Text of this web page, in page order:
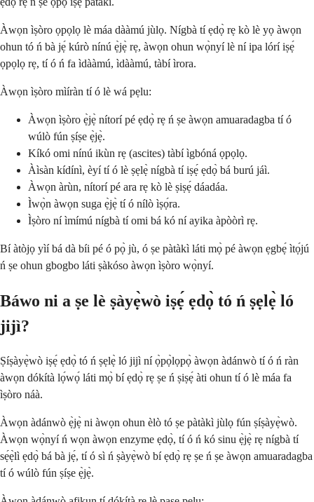
Àwọn ìṣòro ọpọlọ lè máa dààmú jùlọ. Nígbà tí ẹdọ̀ rẹ kò lè yọ àwọn
ohun tó ń bà jẹ́ kúrò nínú ẹ̀jẹ̀ rẹ, àwọn ohun wọ̀nyí lè ní ipa lórí iṣẹ́
ọpọlọ rẹ, tí ó ń fa ìdààmú, ìdààmú, tàbí ìrora.
Àwọn ìṣòro mìíràn tí ó lè wá pẹlu:
Àwọn ìṣòro ẹ̀jẹ̀ nítorí pé ẹdọ̀ rẹ ń ṣe àwọn amuaradagba tí ó
wúlò fún ṣíṣe ẹ̀jẹ̀.
Kíkó omi nínú ikùn rẹ (ascites) tàbí ìgbóná ọpọlọ.
Àìsàn kídínì, èyí tí ó lè ṣẹlẹ̀ nígbà tí iṣẹ́ ẹdọ̀ bá burú jáì.
Àwọn àrùn, nítorí pé ara rẹ kò lè ṣiṣẹ́ dáadáa.
Ìwọ̀n àwọn suga ẹ̀jẹ̀ tí ó nílò ìṣọ́ra.
Ìṣòro ní ìmímú nígbà tí omi bá kó ní ayika àpòòrì rẹ.
Bí àtòjọ yìí bá dà bíi pé ó pọ̀ jù, ó ṣe pàtàkì láti mọ̀ pé àwọn ẹgbẹ́ ìtọ́jú
ń ṣe ohun gbogbo láti ṣàkóso àwọn ìṣòro wọ̀nyí.
Báwo ni a ṣe lè ṣàyẹ̀wò iṣẹ́ ẹdọ̀ tó ń ṣẹlẹ̀ ló
jijì?
Ṣíṣàyẹ̀wò iṣẹ́ ẹdọ̀ tó ń ṣẹlẹ̀ ló jijì ní ọ̀pọ̀lọpọ̀ àwọn àdánwò tí ó ń ràn
àwọn dókítà lọ́wọ́ láti mọ̀ bí ẹdọ̀ rẹ ṣe ń ṣiṣẹ́ àti ohun tí ó lè máa fa
ìṣòro náà.
Àwọn àdánwò ẹ̀jẹ̀ ni àwọn ohun èlò tó ṣe pàtàkì jùlọ fún ṣíṣàyẹ̀wò.
Àwọn wọ̀nyí ń wọn àwọn enzyme ẹdọ̀, tí ó ń kó sinu ẹ̀jẹ̀ rẹ nígbà tí
sẹ́ẹ̀lì ẹdọ̀ bá bà jẹ́, tí ó sì ń ṣàyẹ̀wò bí ẹdọ̀ rẹ ṣe ń ṣe àwọn amuaradagba
tí ó wúlò fún ṣíṣe ẹ̀jẹ̀.